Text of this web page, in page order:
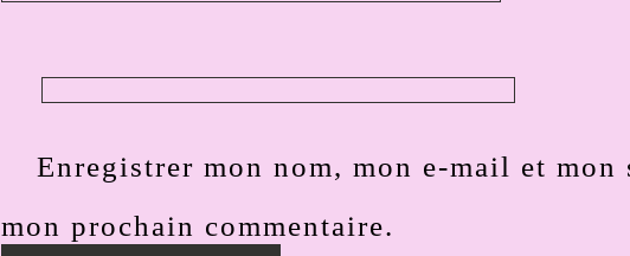
Enregistrer mon nom, mon e-mail et
mon prochain commentaire.